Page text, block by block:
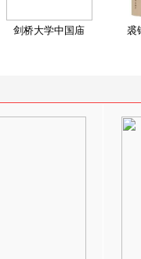
剑桥大学中国庙 裘